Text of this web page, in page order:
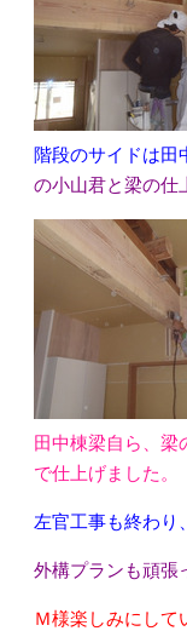
階段のサイドは田
の小山君と梁の仕
田中棟梁自ら、梁
で仕上げました。
左官工事も終わり
外構プランも頑張
Ｍ様楽しみにして